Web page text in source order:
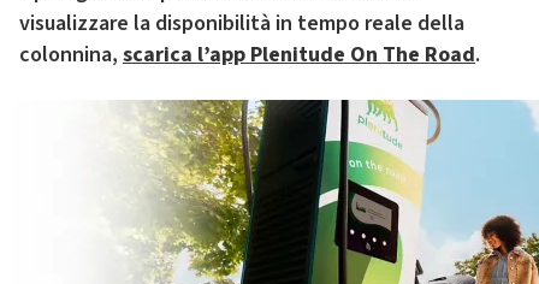
visualizzare la disponibilità in tempo reale della
colonnina, scarica l’app Plenitude On The Road.